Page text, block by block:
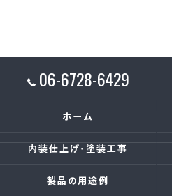
06-6728-6429
ホーム
内装仕上げ･塗装工事
製品の用途例